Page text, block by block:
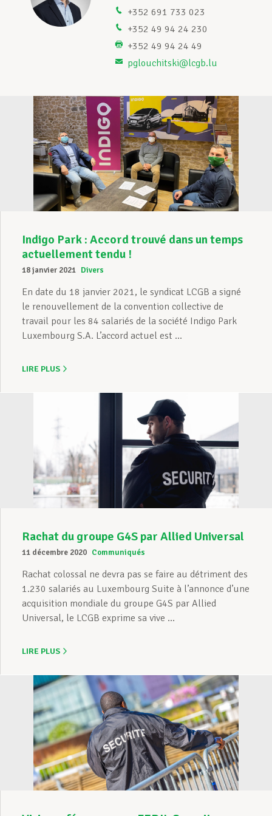
Assistance en vie privée
Devenir Membre
Actualités
+352 691 733 023
+352 49 94 24 230
+352 49 94 24 49
pglouchitski@lcgb.lu
Indigo Park : Accord trouvé dans un temps
actuellement tendu !
18 janvier 2021 Divers
En date du 18 janvier 2021, le syndicat LCGB a signé
le renouvellement de la convention collective de
travail pour les 84 salariés de la société Indigo Park
Luxembourg S.A. L’accord actuel est ...
LIRE PLUS
Rachat du groupe G4S par Allied Universal
11 décembre 2020 Communiqués
Rachat colossal ne devra pas se faire au détriment des
1.230 salariés au Luxembourg Suite à l’annonce d’une
acquisition mondiale du groupe G4S par Allied
Universal, le LCGB exprime sa vive ...
LIRE PLUS